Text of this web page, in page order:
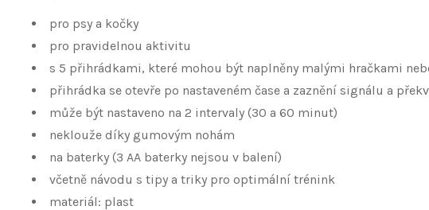
pro psy a kočky
pro pravidelnou aktivitu
s 5 přihrádkami, které mohou být naplněny malými hračkami
přihrádka se otevře po nastaveném čase a zaznění signálu a
může být nastaveno na 2 intervaly (30 a 60 minut)
neklouže díky gumovým nohám
na baterky (3 AA baterky nejsou v balení)
včetně návodu s tipy a triky pro optimální trénink
materiál: plast